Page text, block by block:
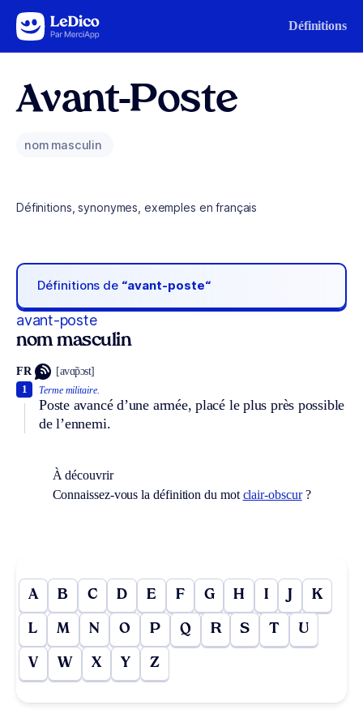
Aller au contenu Définitions
Avant-Poste
nom masculin
Définitions, synonymes, exemples en français
Définitions de “avant-poste“
avant-poste
nom masculin
FR [avɑ̃pɔst]
Terme militaire.
Poste avancé d’une armée, placé le plus près possible
de l’ennemi.
1
À découvrir
Connaissez-vous la définition du mot clair-obscur?
A B C D E F G H I J K
L M N O P Q R S T U
V W X Y Z